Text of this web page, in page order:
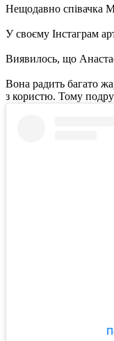
Нещодавно співачка
У своєму Інстаграм
Виявилось, що
Вона радить багато
з користю. Тому